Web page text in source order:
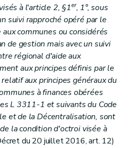
à l'article 2, §1er, 1°, sous
suivi rapproché opéré par le
communes ou considérés
de gestion mais avec un suivi
régional d'aide aux
aux principes définis par le
aux principes généraux du
à finances obérées
L 3311-1 et suivants du Code
et de la Décentralisation, sont
la condition d'octroi visée à
du 20 juillet 2016, art. 12)